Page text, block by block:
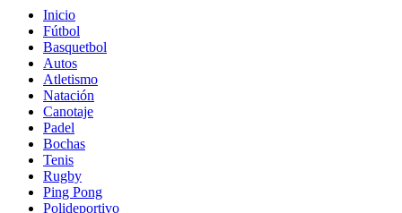
Inicio
Fútbol
Basquetbol
Autos
Atletismo
Natación
Canotaje
Padel
Bochas
Tenis
Rugby
Ping Pong
Polideportivo